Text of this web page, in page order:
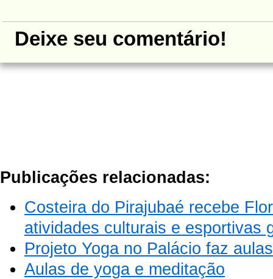
Deixe seu comentário!
Publicações relacionadas:
Costeira do Pirajubaé recebe
atividades culturais e esportivas
Projeto Yoga no Palácio faz
Aulas de yoga e meditação